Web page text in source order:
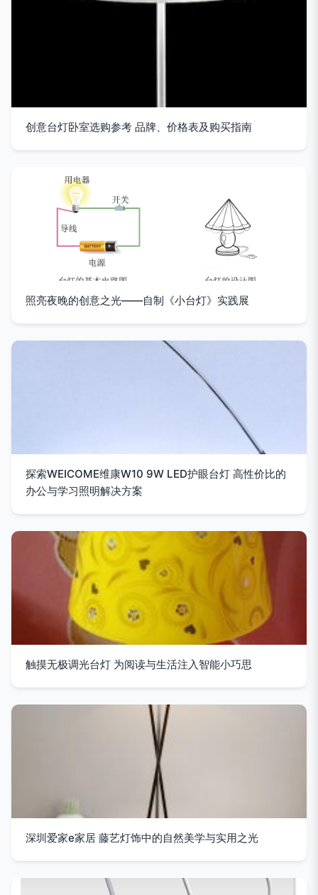
创意台灯卧室选购参考 品牌、价格表及购买指南
照亮夜晚的创意之光——自制《小台灯》实践展
探索WEICOME维康W10 9W LED护眼台灯 高性价比的
办公与学习照明解决方案
触摸无极调光台灯 为阅读与生活注入智能小巧思
深圳爱家e家居 藤艺灯饰中的自然美学与实用之光